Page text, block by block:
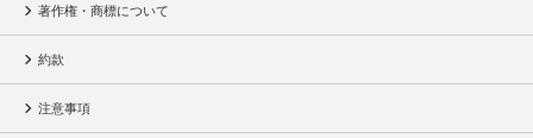
著作権・商標について
約款
注意事項